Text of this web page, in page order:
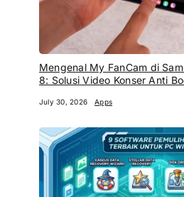
Mengenal My FanCam di
8: Solusi Video Konser Anti
July 30, 2026 Apps